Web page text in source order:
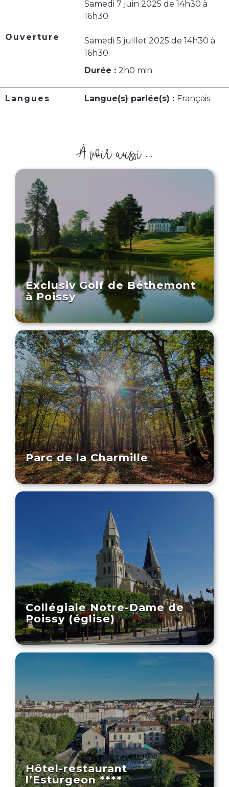
Ouverture
Samedi 7 juin 2025 de 14h30 à
16h30.
Samedi 5 juillet 2025 de 14h30 à
16h30.
Durée : 2h0 min
Langues Langue(s) parlée(s) : Français
À voir aussi ...
Exclusiv Golf de Béthemont
à Poissy
Parc de la Charmille
Collégiale Notre-Dame de
Poissy (église)
Hôtel-restaurant
l’Esturgeon ****